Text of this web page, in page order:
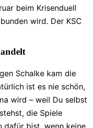
beim Krisenduell
wird. Der KSC
Schalke kam die
ist es nie schön,
wird – weil Du selbst
die Spiele
bist, wenn keine